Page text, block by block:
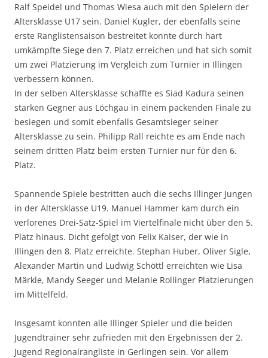
Ralf Speidel und Thomas Wiesa auch mit den Spielern der
Altersklasse U17 sein. Daniel Kugler, der ebenfalls seine
erste Ranglistensaison bestreitet konnte durch hart
umkämpfte Siege den 7. Platz erreichen und hat sich somit
um zwei Platzierung im Vergleich zum Turnier in Illingen
verbessern können.
In der selben Altersklasse schaffte es Siad Kadura seinen
starken Gegner aus Löchgau in einem packenden Finale zu
besiegen und somit ebenfalls Gesamtsieger seiner
Altersklasse zu sein. Philipp Rall reichte es am Ende nach
seinem dritten Platz beim ersten Turnier nur für den 6.
Platz.
Spannende Spiele bestritten auch die sechs Illinger Jungen
in der Altersklasse U19. Manuel Hammer kam durch ein
verlorenes Drei-Satz-Spiel im Viertelfinale nicht über den 5.
Platz hinaus. Dicht gefolgt von Felix Kaiser, der wie in
Illingen den 8. Platz erreichte. Stephan Huber, Oliver Sigle,
Alexander Martin und Ludwig Schöttl erreichten wie Lisa
Märkle, Mandy Seeger und Melanie Rollinger Platzierungen
im Mittelfeld.
Insgesamt konnten alle Illinger Spieler und die beiden
Jugendtrainer sehr zufrieden mit den Ergebnissen der 2.
Jugend Regionalrangliste in Gerlingen sein. Vor allem